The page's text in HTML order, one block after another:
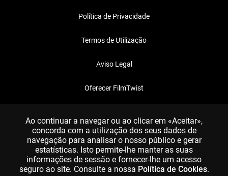
Política de Privacidade
Termos de Utilização
Aviso Legal
Oferecer FilmTwist
Ao continuar a navegar ou ao clicar em «Aceitar»,
concorda com a utilização dos seus dados de
navegação para analisar o nosso público e gerar
estatísticas. Isto permite-lhe manter as suas
informações de sessão e fornecer-lhe um acesso
seguro ao site. Consulte a nossa Política de Cookies.